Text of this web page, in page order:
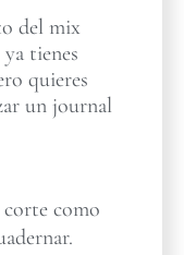
del mix
tienes
quieres
un journal
corte como